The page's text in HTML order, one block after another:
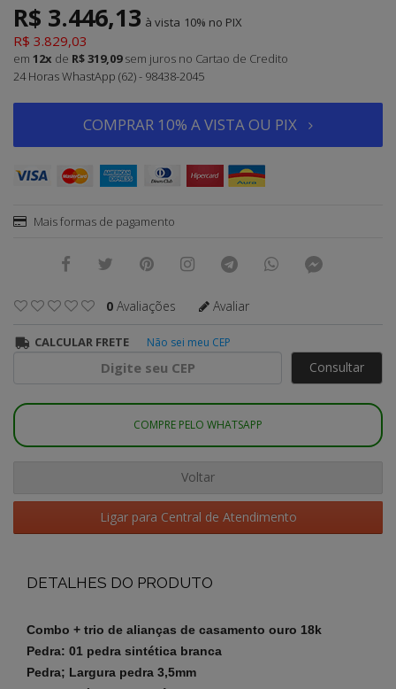
R$ 3.446,13 à vista 10%
R$ 3.829,03
em 12x de R$ 319,09 sem juros no Cartao de Credito
24 Horas WhastApp (62) - 98438-2045
COMPRAR 10% A VISTA OU PIX
Mais formas de pagamento
0 Avaliações Avaliar
CALCULAR FRETE Não sei meu CEP
Consultar
COMPRE PELO WHATSAPP
Voltar
Ligar para Central de Atendimento
DETALHES DO PRODUTO
Combo + trio de alianças de casamento ouro 18k
Pedra: 01 pedra sintética branca
Pedra; Largura pedra 3,5mm